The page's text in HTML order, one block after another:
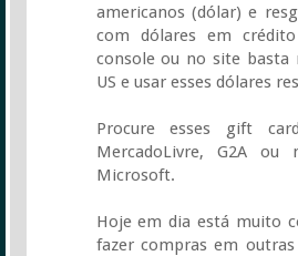
americanos (dólar) e
com dólares em
console ou no site basta
US e usar esses dólares
Procure esses gift
MercadoLivre, G2A
Microsoft.
Hoje em dia está muito
fazer compras em